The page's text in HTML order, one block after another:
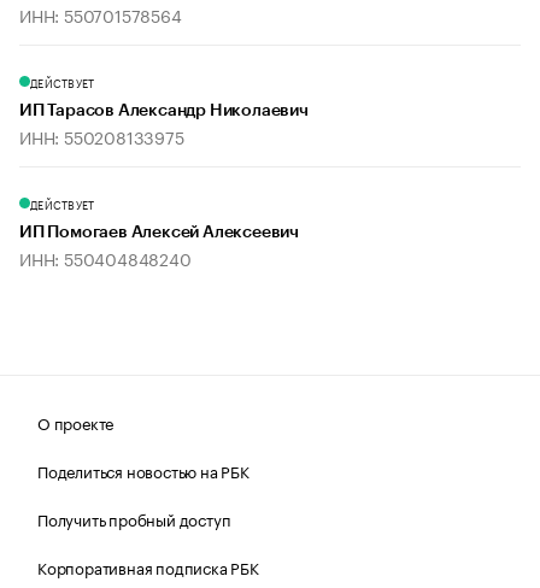
ИНН: 550701578564
ДЕЙСТВУЕТ
ИП Тарасов Александр Николаевич
ИНН: 550208133975
ДЕЙСТВУЕТ
ИП Помогаев Алексей Алексеевич
ИНН: 550404848240
О проекте
Поделиться новостью на РБК
Получить пробный доступ
Корпоративная подписка РБК